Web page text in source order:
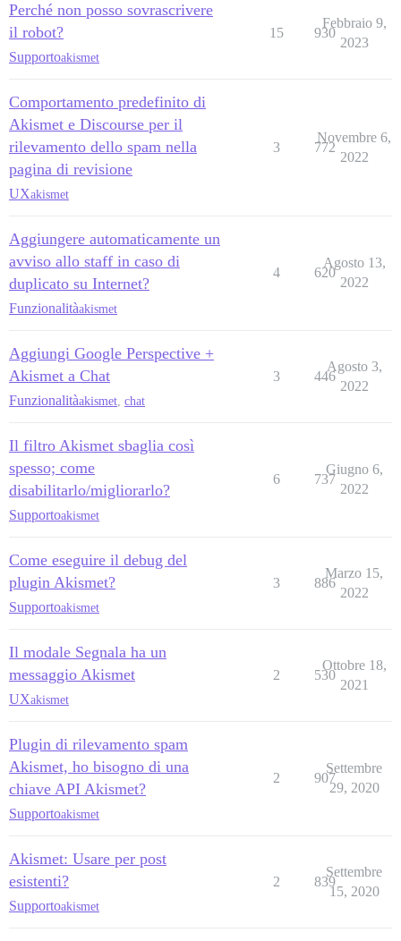
Perché non posso sovrascrivere
il robot?
Supportoakismet
15 930
Febbraio 9,
2023
Comportamento predefinito di
Akismet e Discourse per il
rilevamento dello spam nella
pagina di revisione
UXakismet
3 772
Novembre 6,
2022
Aggiungere automaticamente un
avviso allo staff in caso di
duplicato su Internet?
Funzionalitàakismet
4 620
Agosto 13,
2022
Aggiungi Google Perspective +
Akismet a Chat
Funzionalitàakismet chat
3 446
Agosto 3,
2022
Il filtro Akismet sbaglia così
spesso; come
disabilitarlo/migliorarlo?
Supportoakismet
6 737
Giugno 6,
2022
Come eseguire il debug del
plugin Akismet?
Supportoakismet
3 886
Marzo 15,
2022
Il modale Segnala ha un
messaggio Akismet
UXakismet
2 530
Ottobre 18,
2021
Plugin di rilevamento spam
Akismet, ho bisogno di una
chiave API Akismet?
Supportoakismet
2 907
Settembre
29, 2020
Akismet: Usare per post
esistenti?
Supportoakismet
2 839
Settembre
15, 2020